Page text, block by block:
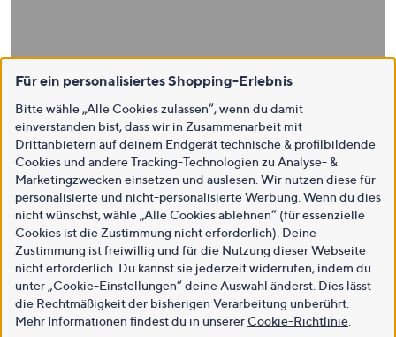
Für ein personalisiertes Shopping-Erlebnis
Bitte wähle „Alle Cookies zulassen“, wenn du damit
einverstanden bist, dass wir in Zusammenarbeit mit
Drittanbietern auf deinem Endgerät technische & profilbildende
Cookies und andere Tracking-Technologien zu Analyse- &
Marketingzwecken einsetzen und auslesen. Wir nutzen diese für
personalisierte und nicht-personalisierte Werbung. Wenn du dies
nicht wünschst, wähle „Alle Cookies ablehnen“ (für essenzielle
Cookies ist die Zustimmung nicht erforderlich). Deine
Zustimmung ist freiwillig und für die Nutzung dieser Webseite
nicht erforderlich. Du kannst sie jederzeit widerrufen, indem du
unter „Cookie-Einstellungen“ deine Auswahl änderst. Dies lässt
die Rechtmäßigkeit der bisherigen Verarbeitung unberührt.
Mehr Informationen findest du in unsererCookie-Richtlinie